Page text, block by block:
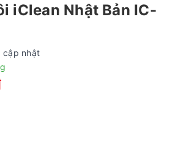
iClean Nhật Bản IC-
cập nhật